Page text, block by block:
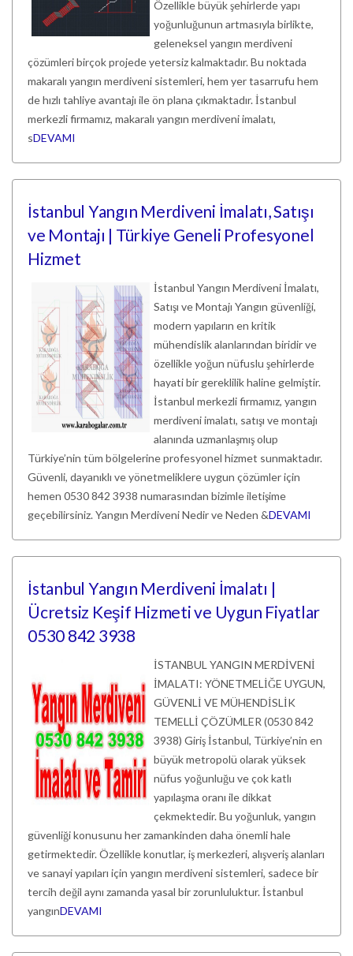
Özellikle büyük şehirlerde yapı
yoğunluğunun artmasıyla birlikte,
geleneksel yangın merdiveni
çözümleri birçok projede yetersiz kalmaktadır. Bu noktada
makaralı yangın merdiveni sistemleri, hem yer tasarrufu hem
de hızlı tahliye avantajı ile ön plana çıkmaktadır. İstanbul
merkezli firmamız, makaralı yangın merdiveni imalatı,
sDEVAMI
İstanbul Yangın Merdiveni İmalatı, Satışı
ve Montajı | Türkiye Geneli Profesyonel
Hizmet
İstanbul Yangın Merdiveni İmalatı,
Satışı ve Montajı Yangın güvenliği,
modern yapıların en kritik
mühendislik alanlarından biridir ve
özellikle yoğun nüfuslu şehirlerde
hayati bir gereklilik haline gelmiştir.
İstanbul merkezli firmamız, yangın
merdiveni imalatı, satışı ve montajı
alanında uzmanlaşmış olup
Türkiye’nin tüm bölgelerine profesyonel hizmet sunmaktadır.
Güvenli, dayanıklı ve yönetmeliklere uygun çözümler için
hemen 0530 842 3938 numarasından bizimle iletişime
geçebilirsiniz. Yangın Merdiveni Nedir ve Neden &DEVAMI
İstanbul Yangın Merdiveni İmalatı |
Ücretsiz Keşif Hizmeti ve Uygun Fiyatlar
0530 842 3938
İSTANBUL YANGIN MERDİVENİ
İMALATI: YÖNETMELİĞE UYGUN,
GÜVENLİ VE MÜHENDİSLİK
TEMELLİ ÇÖZÜMLER (0530 842
3938) Giriş İstanbul, Türkiye’nin en
büyük metropolü olarak yüksek
nüfus yoğunluğu ve çok katlı
yapılaşma oranı ile dikkat
çekmektedir. Bu yoğunluk, yangın
güvenliği konusunu her zamankinden daha önemli hale
getirmektedir. Özellikle konutlar, iş merkezleri, alışveriş alanları
ve sanayi yapıları için yangın merdiveni sistemleri, sadece bir
tercih değil aynı zamanda yasal bir zorunluluktur. İstanbul
yangınDEVAMI